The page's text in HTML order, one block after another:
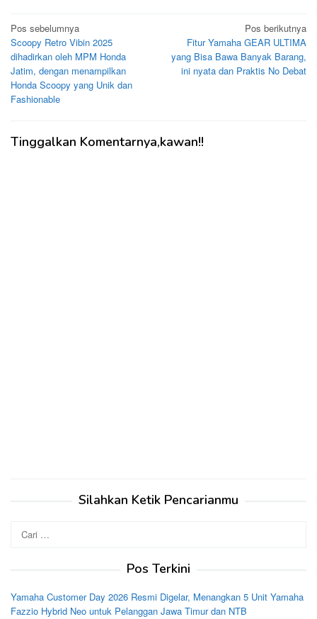
Navigasi
pos
Pos sebelumnya
Scoopy Retro Vibin 2025
dihadirkan oleh MPM Honda
Jatim, dengan menampilkan
Honda Scoopy yang Unik dan
Fashionable
Pos berikutnya
Fitur Yamaha GEAR ULTIMA
yang Bisa Bawa Banyak Barang,
ini nyata dan Praktis No Debat
Tinggalkan Komentarnya,kawan!!
Silahkan Ketik Pencarianmu
untuk:
Pos Terkini
Yamaha Customer Day 2026 Resmi Digelar, Menangkan 5 Unit Yamaha
Fazzio Hybrid Neo untuk Pelanggan Jawa Timur dan NTB